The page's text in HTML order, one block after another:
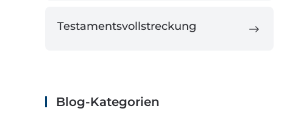
Testamentsvollstreckung
Blog-Kategorien